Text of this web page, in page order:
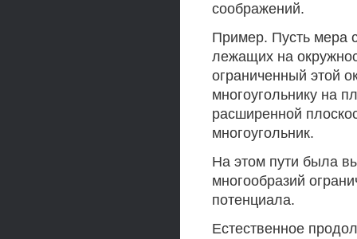
соображений.
Пример. Пусть мера
лежащих на
ограниченный этой
многоугольнику на
расширенной
многоугольник.
На этом пути была
многообразий
потенциала.
Естественное